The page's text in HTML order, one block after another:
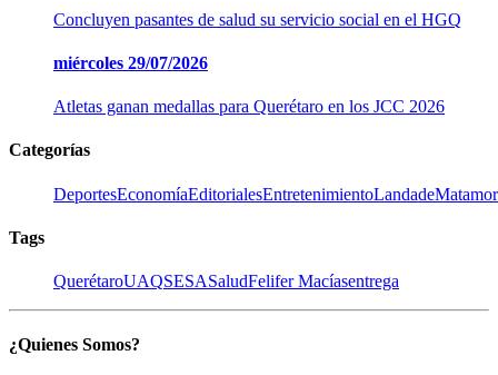
Concluyen pasantes de salud su servicio social en el HGQ
miércoles 29/07/2026
Atletas ganan medallas para Querétaro en los JCC 2026
Categorías
DeportesEconomíaEditorialesEntretenimiento
Tags
QuerétaroUAQSESASaludFelifer Macíasentrega
¿Quienes Somos?